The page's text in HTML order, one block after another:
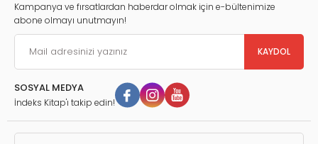
Kampanya ve fırsatlardan haberdar olmak için e-bültenimize
abone olmayı unutmayın!
KAYDOL
SOSYAL MEDYA
İndeks Kitap'ı takip edin!